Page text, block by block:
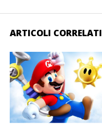
ARTICOLI CORRELATI